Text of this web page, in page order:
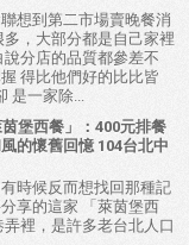
想到第二市場賣晚餐消
，大部分都是自己家裡
分店的品質都參差不
得比他們好的比比皆
是一家除...
堡西餐」：400元排餐
的懷舊回憶 104台北中
時候反而想找回那種記
享的這家 「萊茵堡西
裡，是許多老台北人口